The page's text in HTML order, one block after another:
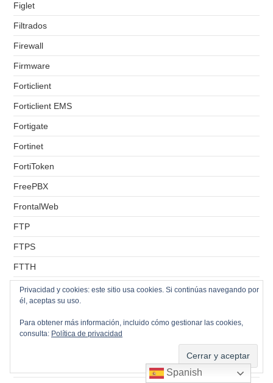
Figlet
Filtrados
Firewall
Firmware
Forticlient
Forticlient EMS
Fortigate
Fortinet
FortiToken
FreePBX
FrontalWeb
FTP
FTPS
FTTH
Gestión Usuarios
GitHub
Spanish
Privacidad y cookies: este sitio usa cookies. Si continúas navegando por
él, aceptas su uso.
Para obtener más información, incluido cómo gestionar las cookies,
consulta: Política de privacidad